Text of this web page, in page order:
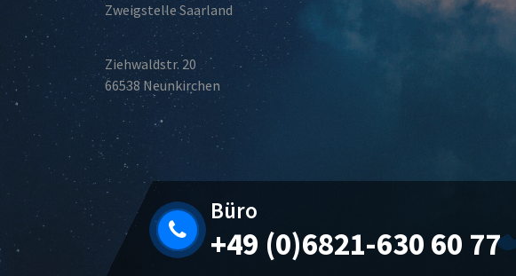
Zweigstelle Saarland
Ziehwaldstr. 20
66538 Neunkirchen
Büro
+49 (0)6821-630 60 77
WordPress Cookie Plugin von Real Cookie Banner